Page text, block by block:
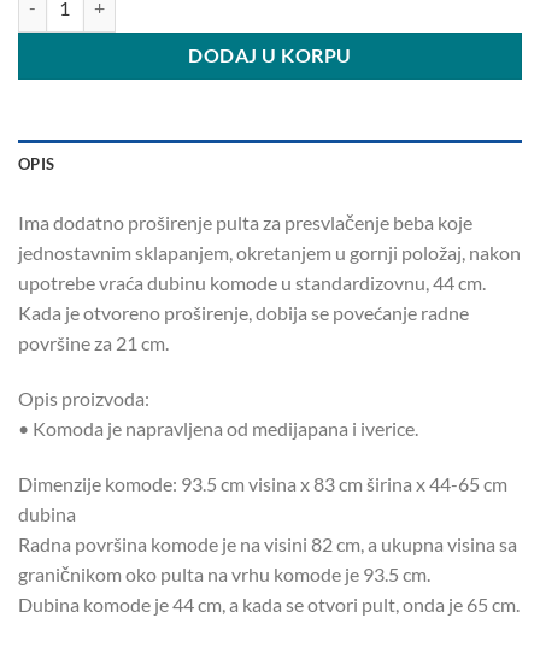
DODAJ U KORPU
OPIS
Ima dodatno proširenje pulta za presvlačenje beba koje
jednostavnim sklapanjem, okretanjem u gornji položaj, nakon
upotrebe vraća dubinu komode u standardizovnu, 44 cm.
Kada je otvoreno proširenje, dobija se povećanje radne
površine za 21 cm.
Opis proizvoda:
• Komoda je napravljena od medijapana i iverice.
Dimenzije komode: 93.5 cm visina x 83 cm širina x 44-65 cm
dubina
Radna površina komode je na visini 82 cm, a ukupna visina sa
graničnikom oko pulta na vrhu komode je 93.5 cm.
Dubina komode je 44 cm, a kada se otvori pult, onda je 65 cm.